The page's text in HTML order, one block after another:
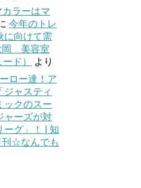
ラーはマ
今年のトレ
に向けて需
岡 美容室
ド）
より
ロー達！ア
ジャスティ
ックのスー
ャーズが対
ーグ」！ | 知
☆なんでも